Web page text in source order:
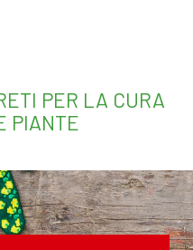
PER LA CURA
PIANTE